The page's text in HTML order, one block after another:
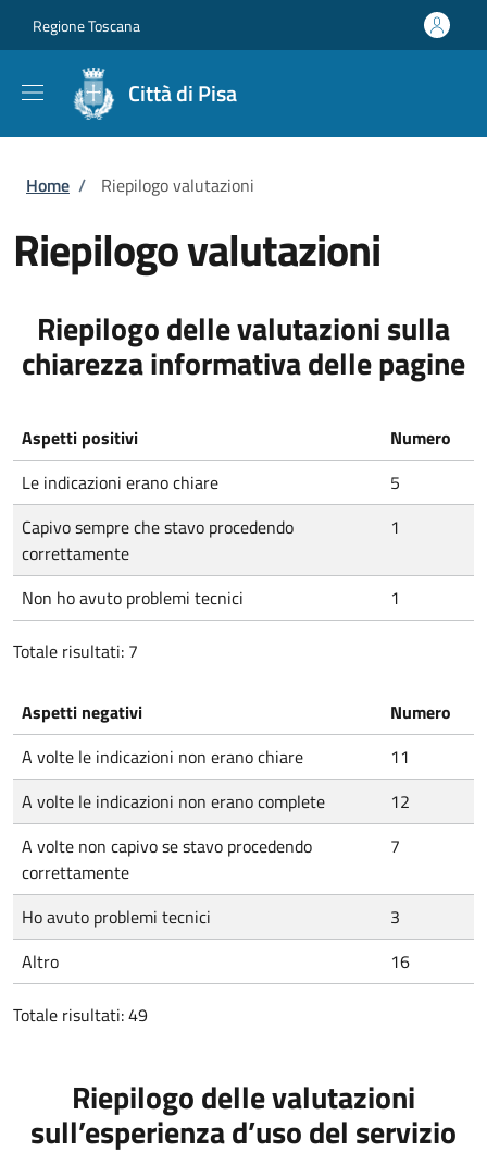
Regione Toscana
Città di Pisa
Briciole di pane
Home / Riepilogo valutazioni
Riepilogo valutazioni
Riepilogo delle valutazioni sulla
chiarezza informativa delle pagine
Aspetti positivi
Numero
Le indicazioni erano chiare
5
Capivo sempre che stavo procedendo
correttamente
1
Non ho avuto problemi tecnici 1
Totale risultati: 7
Aspetti negativi
Numero
A volte le indicazioni non erano chiare
11
A volte le indicazioni non erano complete
12
A volte non capivo se stavo procedendo
correttamente
7
Ho avuto problemi tecnici
3
Altro
16
Totale risultati: 49
Riepilogo delle valutazioni
sull’esperienza d’uso del servizio